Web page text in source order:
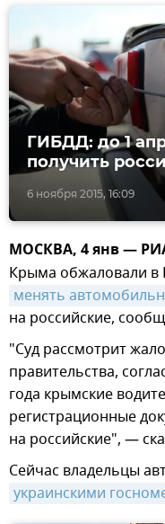
6 ноября 2015, 16:09
ГИБДД: до 1
получить
МОСКВА, 4 янв —
Крыма обжаловали в
менять
на российские,
"Суд рассмотрит
правительства,
года крымские
регистрационные
на российские", —
Сейчас владельцы
украинскими